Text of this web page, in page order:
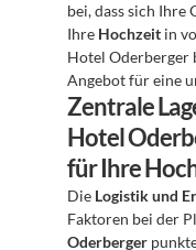
bei, dass sich Ihre
Ihre Hochzeit in
Hotel Oderberger
Angebot für eine
Zentrale
Hotel
für Ihre
Die Logistik und
Faktoren bei der
Oderberger